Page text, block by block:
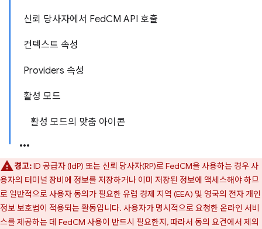
신뢰 당사자에서 FedCM API 호출
컨텍스트 속성
Providers 속성
활성 모드
활성 모드의 맞춤 아이콘
경고:ID 공급자 (IdP) 또는 신뢰 당사자(RP)로 FedCM을 사용하는 경우 사
용자의 터미널 장비에 정보를 저장하거나 이미 저장된 정보에 액세스해야 하므
로 일반적으로 사용자 동의가 필요한 유럽 경제 지역 (EEA) 및 영국의 전자 개인
정보 보호법이 적용되는 활동입니다. 사용자가 명시적으로 요청한 온라인 서비
스를 제공하는 데 FedCM 사용이 반드시 필요한지, 따라서 동의 요건에서 제외